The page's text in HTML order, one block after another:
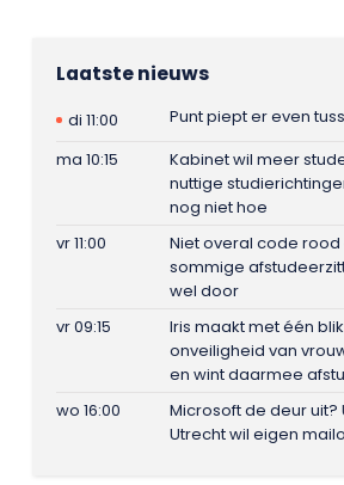
Laatste nieuws
di 11:00
Punt piept er even
ma 10:15
Kabinet wil meer
nuttige
nog niet hoe
vr 11:00
Niet overal code rood
sommige
wel door
vr 09:15
Iris maakt met één
onveiligheid van
en wint daarmee
wo 16:00
Microsoft de deur uit?
Utrecht wil eigen